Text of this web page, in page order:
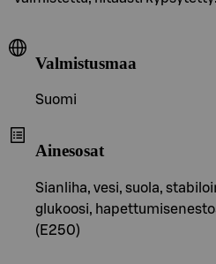
Valmistusmaa
Suomi
Ainesosat
Sianliha, vesi, suola,
glukoosi,
(E250)